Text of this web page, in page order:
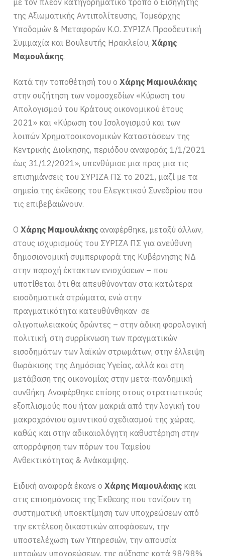
της Αξιωματικής Αντιπολίτευσης, Τομεάρχης
Υποδομών & Μεταφορών Κ.Ο. ΣΥΡΙΖΑ Προοδευτική
Συμμαχία και Βουλευτής Ηρακλείου,Χάρης
Μαμουλάκης.
Κατά την τοποθέτησή του οΧάρης Μαμουλάκης
στην συζήτηση των νομοσχεδίων «Κύρωση του
Απολογισμού του Κράτους οικονομικού έτους
2021» και «Κύρωση του Ισολογισμού και των
λοιπών Χρηματοοικονομικών Καταστάσεων της
Κεντρικής Διοίκησης, περιόδου αναφοράς 1/1/2021
έως 31/12/2021», υπενθύμισε μια προς μια τις
επισημάνσεις του ΣΥΡΙΖΑ ΠΣ το 2021, μαζί με τα
σημεία της έκθεσης του Ελεγκτικού Συνεδρίου που
τις επιβεβαιώνουν.
ΟΧάρης Μαμουλάκης αναφέρθηκε, μεταξύ άλλων,
στους ισχυρισμούς του ΣΥΡΙΖΑ ΠΣ για ανεύθυνη
δημοσιονομική συμπεριφορά της Κυβέρνησης ΝΔ
στην παροχή έκτακτων ενισχύσεων – που
υποτίθεται ότι θα απευθύνονταν στα κατώτερα
εισοδηματικά στρώματα, ενώ στην
πραγματικότητα κατευθύνθηκαν σε
ολιγοπωλειακούς δρώντες – στην άδικη φορολογική
πολιτική, στη συρρίκνωση των πραγματικών
εισοδημάτων των λαϊκών στρωμάτων, στην έλλειψη
θωράκισης της Δημόσιας Υγείας, αλλά και στη
μετάβαση της οικονομίας στην μετα-πανδημική
συνθήκη. Αναφέρθηκε επίσης στους στρατιωτικούς
εξοπλισμούς που ήταν μακριά από την λογική του
μακροχρόνιου αμυντικού σχεδιασμού της χώρας,
καθώς και στην αδικαιολόγητη καθυστέρηση στην
απορρόφηση των πόρων του Ταμείου
Ανθεκτικότητας & Ανάκαμψης.
Ειδική αναφορά έκανε οΧάρης Μαμουλάκης και
στις επισημάνσεις της Έκθεσης που τονίζουν τη
συστηματική υποεκτίμηση των υποχρεώσεων από
την εκτέλεση δικαστικών αποφάσεων, την
υποστελέχωση των Υπηρεσιών, την απουσία
μητρώων υποχρεώσεων, της αύξησης κατά 98/98%